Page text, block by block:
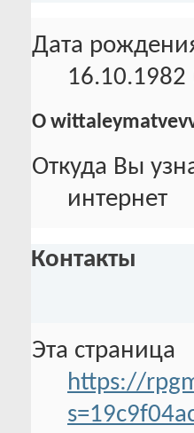
Дата
16.10.1982
О
Откуда Вы
интернет
Контакты
Эта страница
https://